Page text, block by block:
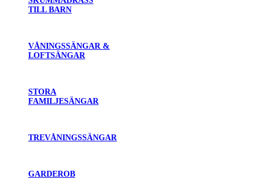
TILL BARN
VÅNINGSSÄNGAR &
LOFTSÄNGAR
STORA
FAMILJESÄNGAR
TREVÅNINGSSÄNGAR
GARDEROB